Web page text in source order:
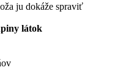
ju dokáže spraviť
látok